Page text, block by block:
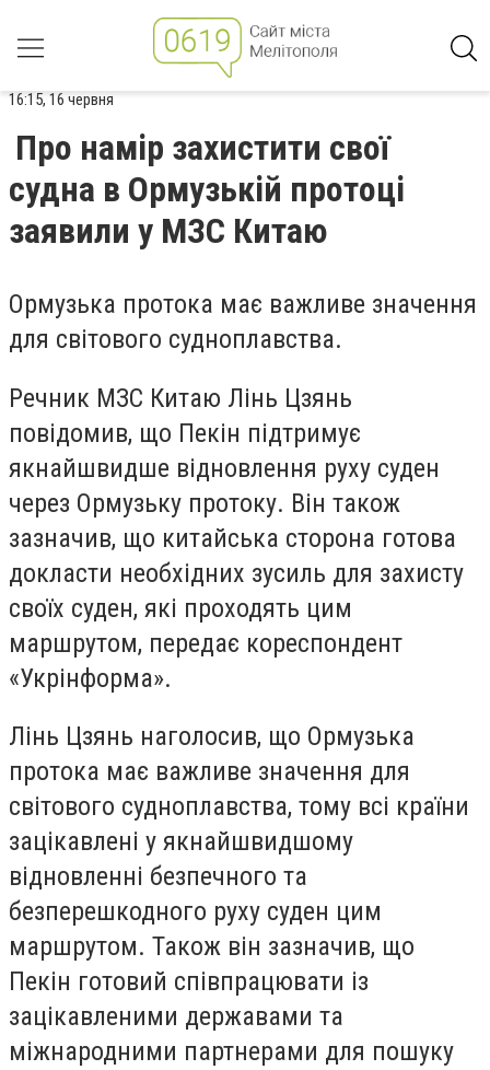
16:15, 16 червня
Про намір захистити свої
судна в Ормузькій протоці
заявили у МЗС Китаю
Ормузька протока має важливе значення
для світового судноплавства.
Речник МЗС Китаю Лінь Цзянь
повідомив, що Пекін підтримує
якнайшвидше відновлення руху суден
через Ормузьку протоку. Він також
зазначив, що китайська сторона готова
докласти необхідних зусиль для захисту
своїх суден, які проходять цим
маршрутом, передає кореспондент
«Укрінформа».
Лінь Цзянь наголосив, що Ормузька
протока має важливе значення для
світового судноплавства, тому всі країни
зацікавлені у якнайшвидшому
відновленні безпечного та
безперешкодного руху суден цим
маршрутом. Також він зазначив, що
Пекін готовий співпрацювати із
зацікавленими державами та
міжнародними партнерами для пошуку